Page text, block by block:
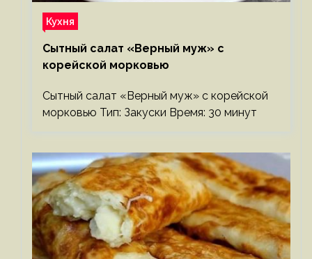
Кухня
Сытный салат «Верный муж» с
корейской морковью
Сытный салат «Верный муж» с корейской
морковью Тип: Закуски Время: 30 минут